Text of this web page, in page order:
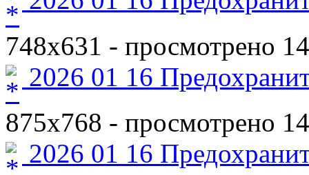
748x631 - просмотрено
2026 01 16
875x768 - просмотрено
2026 01 16